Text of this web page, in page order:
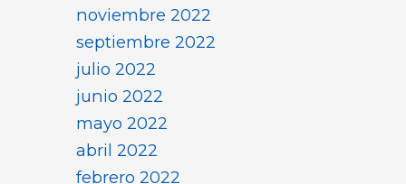
noviembre 2022
septiembre 2022
julio 2022
junio 2022
mayo 2022
abril 2022
febrero 2022